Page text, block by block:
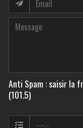
Anti Spam : saisir la
(101.5)